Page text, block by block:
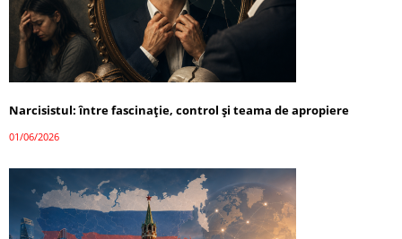
Narcisistul: între fascinație, control și teama de apropiere
01/06/2026